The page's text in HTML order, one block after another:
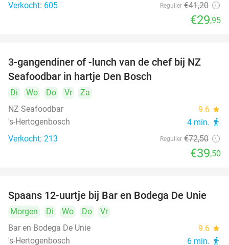
Verkocht: 605 Regulier €41,20
€29,95
46%
3-gangendiner of -lunch van de chef bij NZ
Seafoodbar in hartje Den Bosch
Di Wo Do Vr
Za
NZ Seafoodbar
9.6 star
's-Hertogenbosch 4 min. directions_walk
Verkocht: 213 Regulier €72,50
€39,50
42%
Spaans 12-uurtje bij Bar en Bodega De Unie
Morgen Di Wo Do
Vr
Bar en Bodega De Unie
9.6 star
's-Hertogenbosch 6 min. directions_walk